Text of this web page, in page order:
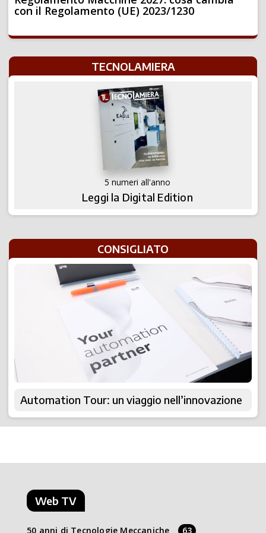
con il Regolamento (UE) 2023/1230
TECNOLAMIERA
5 numeri all'anno
Leggi la Digital Edition
CONSIGLIATO
Automation Tour: un viaggio nell’innovazione
Web TV
50 anni di Tecnologie Meccaniche 63